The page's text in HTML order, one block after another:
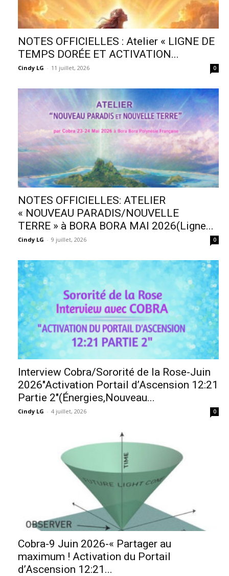
NOTES OFFICIELLES : Atelier « LIGNE DE
TEMPS DORÉE ET ACTIVATION...
Cindy LG - 11 juillet, 2026 0
NOTES OFFICIELLES: ATELIER
« NOUVEAU PARADIS/NOUVELLE
TERRE » à BORA BORA MAI 2026(Ligne...
Cindy LG - 9 juillet, 2026 0
Interview Cobra/Sororité de la Rose-Juin
2026″Activation Portail d’Ascension 12:21
Partie 2″(Énergies,Nouveau...
Cindy LG - 4 juillet, 2026 0
Cobra-9 Juin 2026-« Partager au
maximum ! Activation du Portail
d’Ascension 12:21...